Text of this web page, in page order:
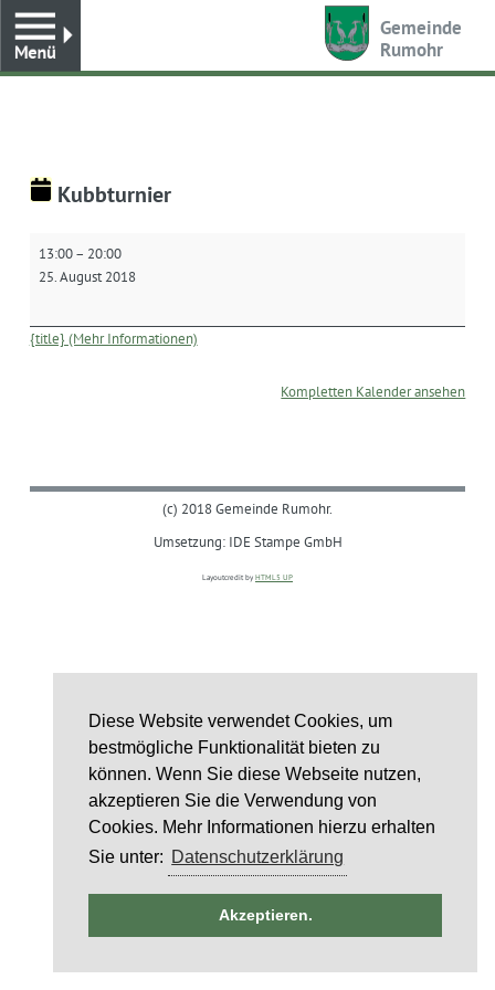
Diese Website verwendet Cookies, um
bestmögliche Funktionalität bieten zu
können. Wenn Sie diese Webseite nutzen,
akzeptieren Sie die Verwendung von
Cookies. Mehr Informationen hierzu erhalten
Sie unter: Datenschutzerklärung
Akzeptieren.
Gemeinde
Rumohr
Kubbturnier
13:00– 20:00
25. August 2018
{title} (Mehr Informationen)
Kompletten Kalender ansehen
(c) 2018 Gemeinde Rumohr.
Umsetzung: IDE Stampe GmbH
Layoutcredit by HTML5 UP